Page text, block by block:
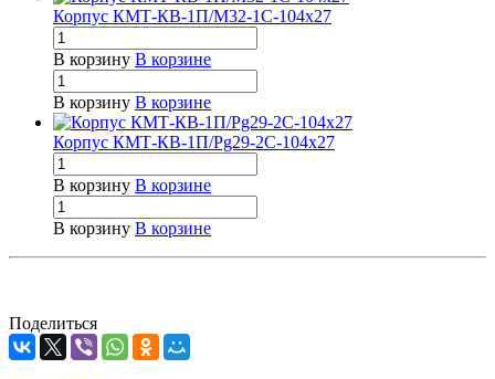
Корпус КМТ-КВ-1П/М32-1С-104х27
В корзину В корзине
В корзину В корзине
Корпус КМТ-КВ-1П/Pg29-2С-104х27
В корзину В корзине
В корзину В корзине
Поделиться